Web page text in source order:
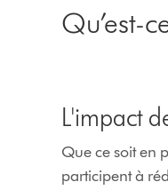
Qu’est-
L'impact
Que ce soit en
participent à